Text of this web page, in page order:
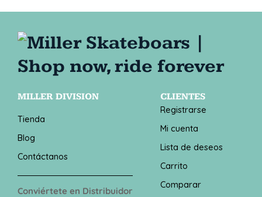
MILLER DIVISION
Tienda
Blog
Contáctanos
Conviértete en Distribuidor
CLIENTES
Registrarse
Mi cuenta
Lista de deseos
Carrito
Comparar